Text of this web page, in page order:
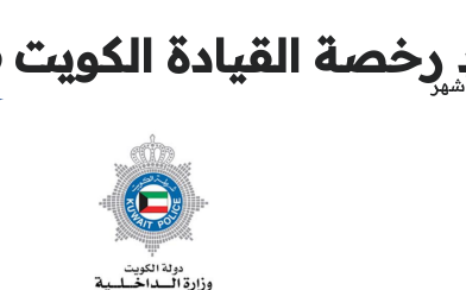
القيادة الكويت 2026